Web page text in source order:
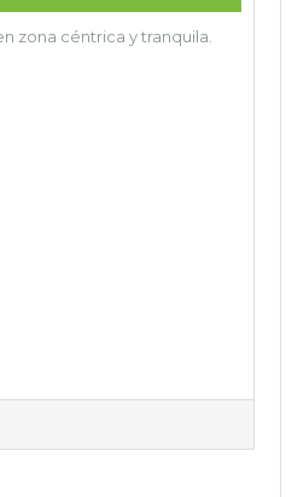
zona céntrica y tranquila.